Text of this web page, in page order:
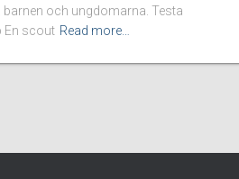
barnen och ungdomarna. Testa
En scout Read more…